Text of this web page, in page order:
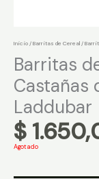
Inicio/Barritas de Cereal/
Barritas
Castañas
Laddubar
$
Agotado